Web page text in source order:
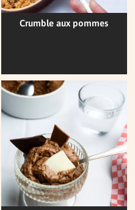
Crumble aux pommes